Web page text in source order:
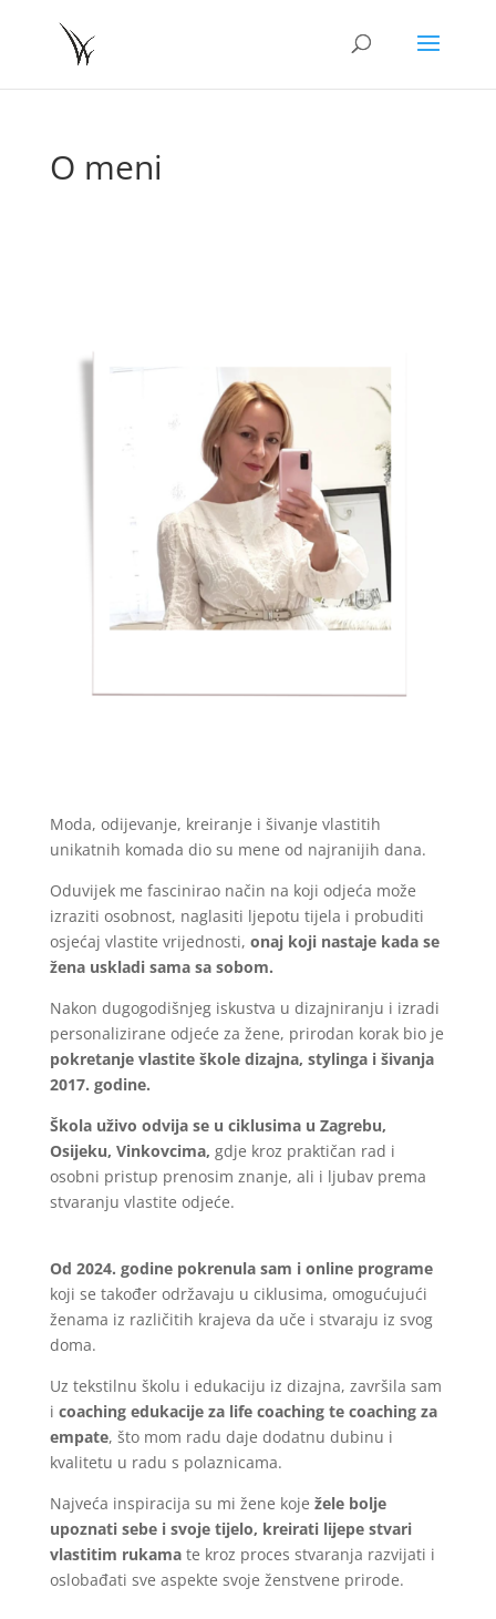
O meni
Moda, odijevanje, kreiranje i šivanje vlastitih
unikatnih komada dio su mene od najranijih dana.
Oduvijek me fascinirao način na koji odjeća može
izraziti osobnost, naglasiti ljepotu tijela i probuditi
osjećaj vlastite vrijednosti, onaj koji nastaje kada se
žena uskladi sama sa sobom.
Nakon dugogodišnjeg iskustva u dizajniranju i izradi
personalizirane odjeće za žene, prirodan korak bio je
pokretanje vlastite škole dizajna, stylinga i šivanja
2017. godine.
Škola uživo odvija se u ciklusima u Zagrebu,
Osijeku, Vinkovcima, gdje kroz praktičan rad i
osobni pristup prenosim znanje, ali i ljubav prema
stvaranju vlastite odjeće.
Od 2024. godine pokrenula sam i online programe
koji se također održavaju u ciklusima, omogućujući
ženama iz različitih krajeva da uče i stvaraju iz svog
doma.
Uz tekstilnu školu i edukaciju iz dizajna, završila sam
i coaching edukacije za life coaching te coaching za
empate, što mom radu daje dodatnu dubinu i
kvalitetu u radu s polaznicama.
Najveća inspiracija su mi žene koje žele bolje
upoznati sebe i svoje tijelo, kreirati lijepe stvari
vlastitim rukamate kroz proces stvaranja razvijati i
oslobađati sve aspekte svoje ženstvene prirode.